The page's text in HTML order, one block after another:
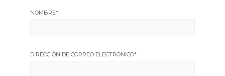
NOMBRE*
DIRECCIÓN DE CORREO ELECTRÓNICO*